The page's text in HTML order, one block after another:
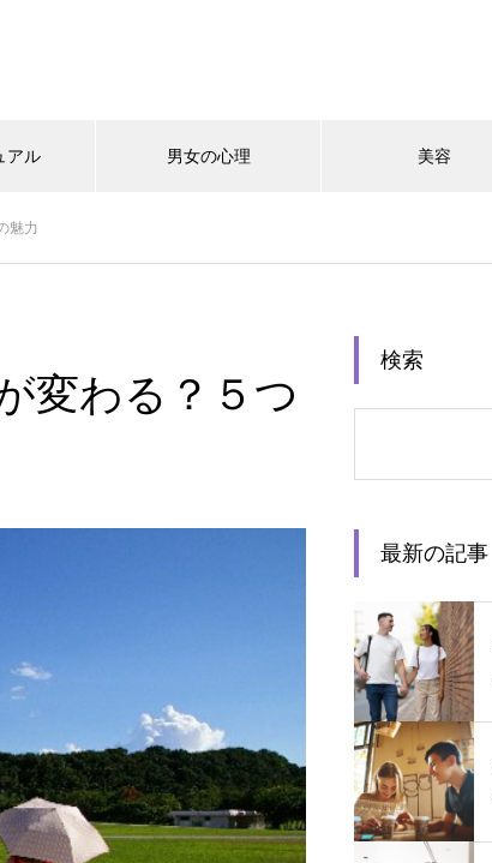
アル 男女の心理 美容
魅力
変わる？５つ
検索
最新の記事